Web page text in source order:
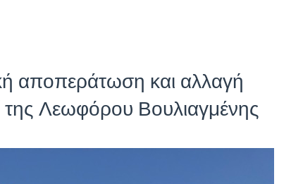
αποπεράτωση και αλλαγή
της Λεωφόρου Βουλιαγμένης